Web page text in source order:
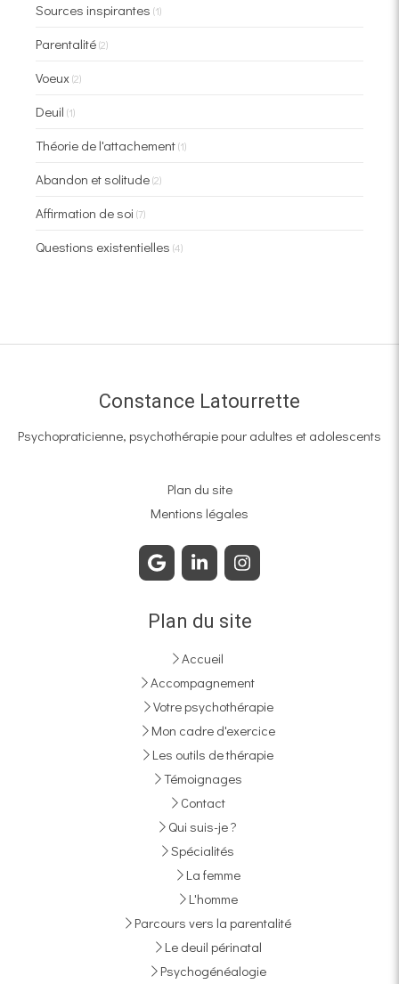
Sources inspirantes (1)
Parentalité(2)
Voeux(2)
Deuil (1)
Théorie de l'attachement(1)
Abandon et solitude(2)
Affirmation de soi (7)
Questions existentielles (4)
Constance Latourrette
Psychopraticienne, psychothérapie pour adultes et adolescents
Plan du site
Mentions légales
Plan du site
Accueil
Accompagnement
Votre psychothérapie
Mon cadre d'exercice
Les outils de thérapie
Témoignages
Contact
Qui suis-je ?
Spécialités
La femme
L'homme
Parcours vers la parentalité
Le deuil périnatal
Psychogénéalogie